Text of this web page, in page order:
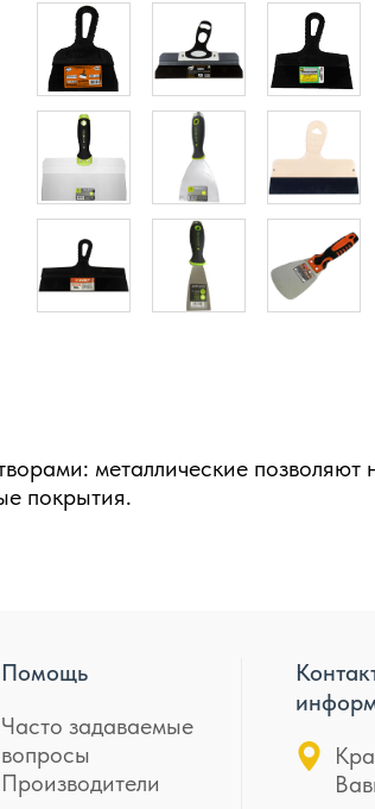
металлические позволяют
покрытия.
Помощь
Часто задаваемые
вопросы
Производители